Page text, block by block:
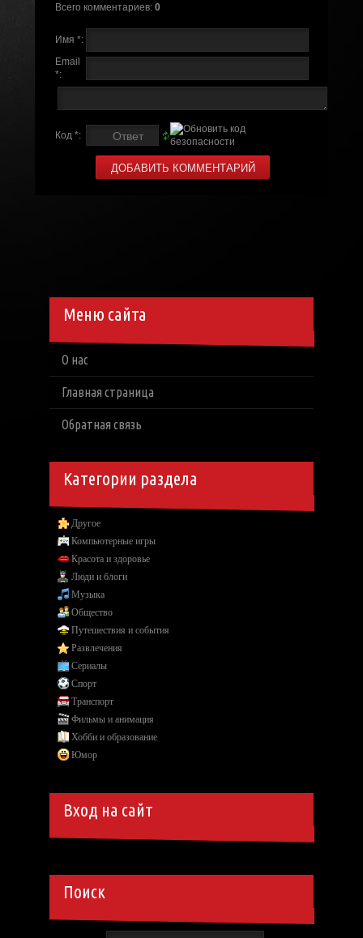
Всего комментариев: 0
Имя *:
Email
*:
Код *:
Меню сайта
О нас
Главная страница
Обратная связь
Категории раздела
Другое
Компьютерные игры
Красота и здоровье
Люди и блоги
Музыка
Общество
Путешествия и события
Развлечения
Сериалы
Спорт
Транспорт
Фильмы и анимация
Хобби и образование
Юмор
Вход на сайт
Поиск